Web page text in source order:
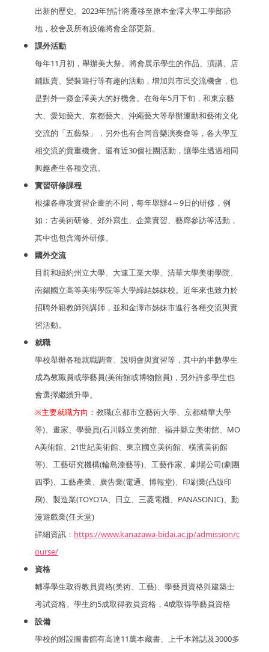
出新的歷史。2023年預計將遷移至原本金澤大學工學部跡
地，校舍及所有設備將會全部更新。
課外活動
每年11月初，舉辦美大祭。將會展示學生的作品、演講、店
鋪販賣、變裝遊行等有趣的活動，增加與市民交流機會，也
是對外一窺金澤美大的好機會。在每年5月下旬，和東京藝
大、愛知藝大、京都藝大、沖繩藝大等舉辦運動和藝術文化
交流的「五藝祭」，另外也有合同音樂演奏會等，各大學互
相交流的貴重機會。還有近30個社團活動，讓學生透過相同
興趣產生各種交流。
實習研修課程
根據各專攻實習企畫的不同，每年舉辦4～9日的研修，例
如：古美術研修、郊外寫生、企業實習、藝廊參訪等活動，
其中也包含海外研修。
國外交流
目前和紐約州立大學、大連工業大學、清華大學美術學院、
南錫國立高等美術學院等大學締結姊妹校。近年來也致力於
招聘外籍教師與講師，並和金澤市姊妹市進行各種交流與實
習活動。
就職
學校舉辦各種就職調查、說明會與實習等，其中約半數學生
成為教職員或學藝員(美術館或博物館員)，另外許多學生也
會選擇繼續升學。
※主要就職方向：教職(京都市立藝術大學、京都精華大學
等)、畫家、學藝員(石川縣立美術館、福井縣立美術館、MO
A美術館、21世紀美術館、東京國立美術館、橫濱美術館
等)、工藝研究機構(輪島漆藝等)、工藝作家、劇場公司(劇團
四季)、工藝產業、廣告業(電通、博報堂)、印刷業(凸版印
刷)、製造業(TOYOTA、日立、三菱電機、PANASONIC)、動
漫遊戲業(任天堂)
詳細資訊： https://www.kanazawa-bidai.ac.jp/admission/c
ourse/
資格
輔導學生取得教員資格(美術、工藝)、學藝員資格與建築士
考試資格。學生約5成取得教員資格，4成取得學藝員資格
設備
學校的附設圖書館有高達11萬本藏書、上千本雜誌及3000多